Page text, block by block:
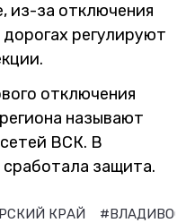
из-за отключения
регулируют
отключения
называют
ВСК. В
сработала защита.
КРАЙ